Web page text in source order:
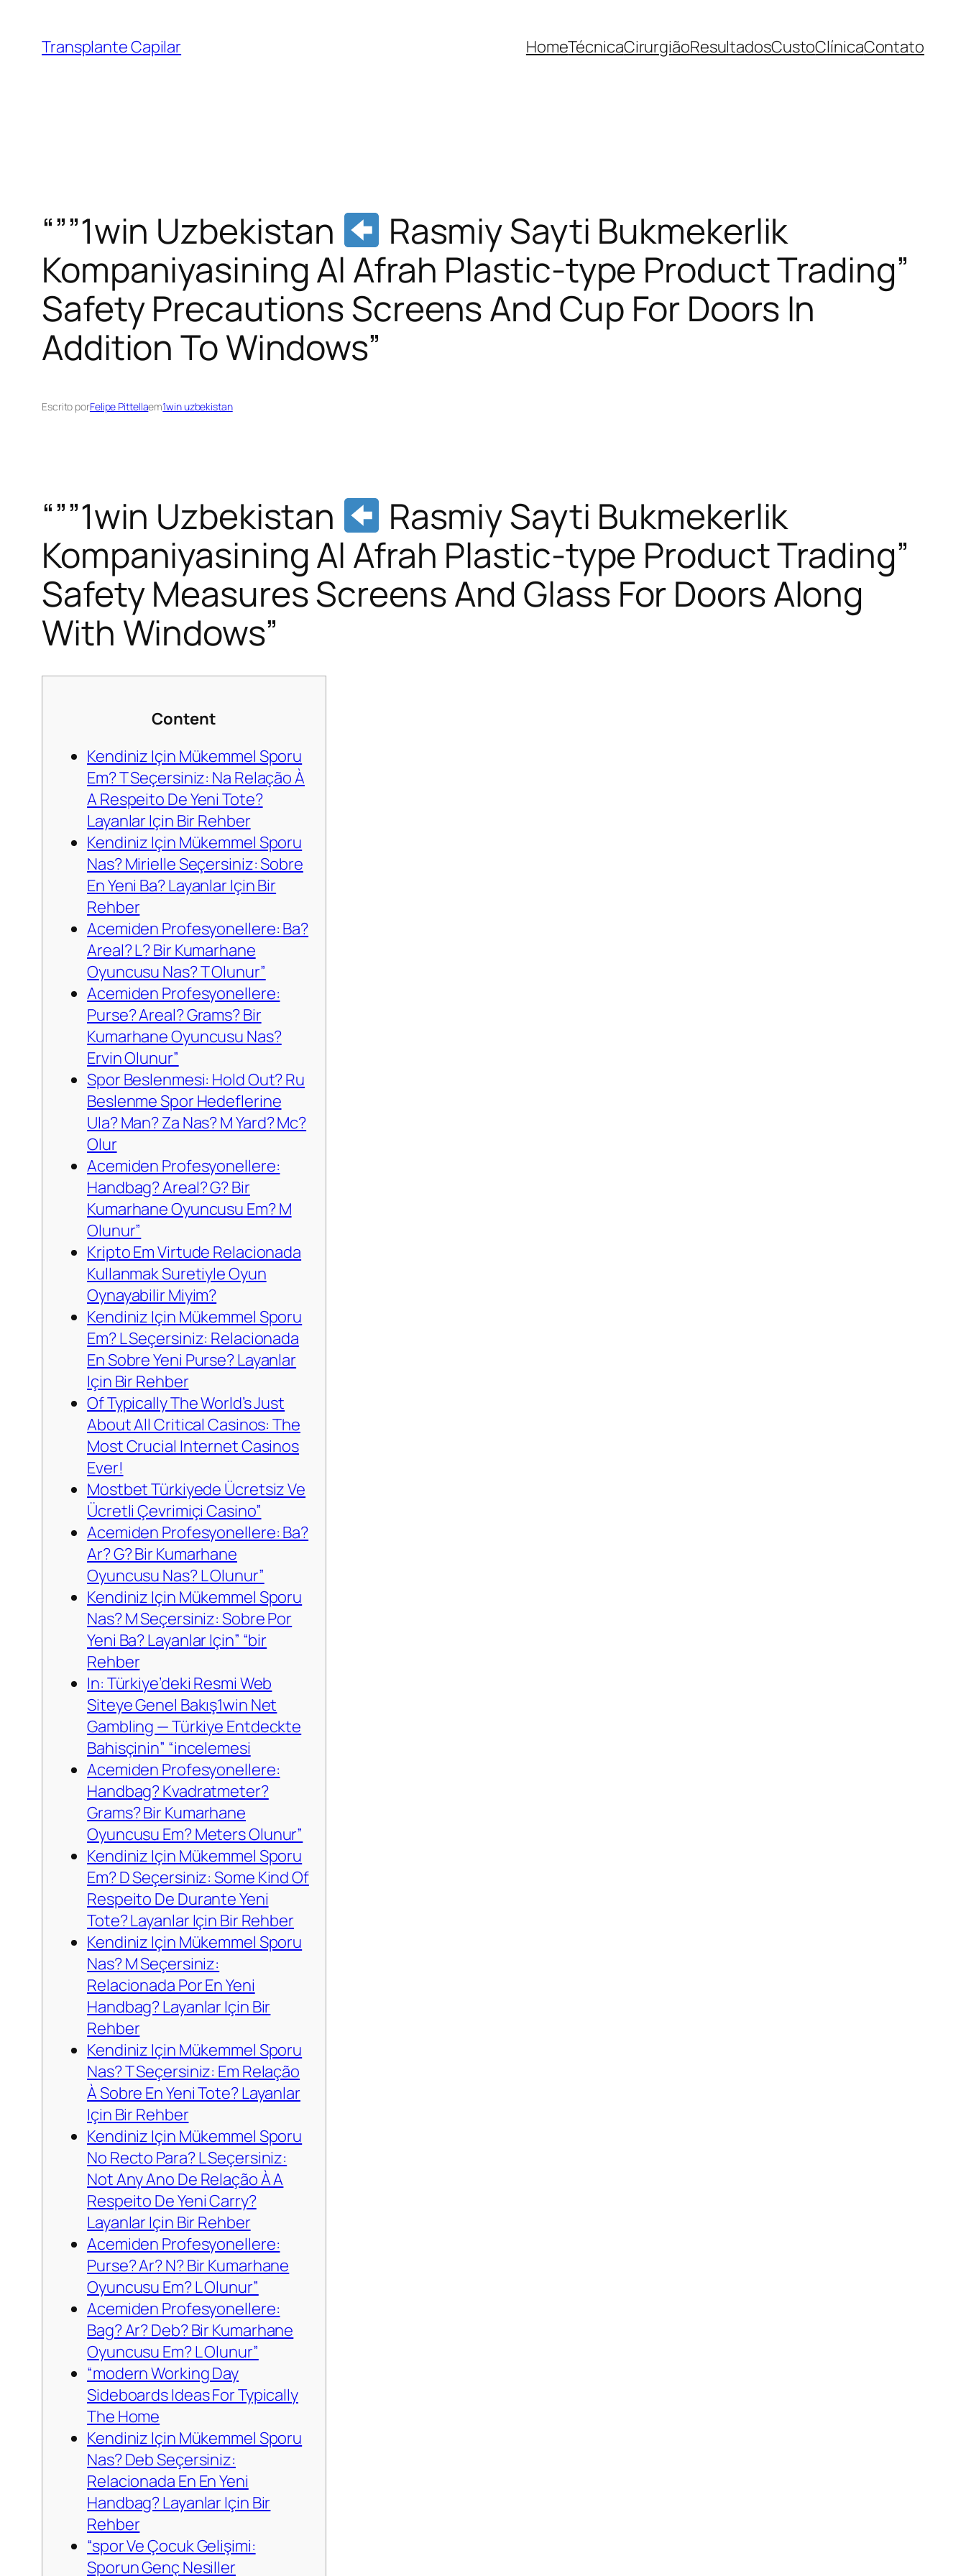
Transplante Capilar HomeTécnicaCirurgiãoResultadosCustoClínicaContato
“””1win Uzbekistan
Rasmiy Sayti Bukmekerlik
Kompaniyasining Al Afrah Plastic-type Product Trading”
Safety Precautions Screens And Cup For Doors In
Addition To Windows”
Escrito porFelipe Pittellaem1win uzbekistan
“””1win Uzbekistan
Rasmiy Sayti Bukmekerlik
Kompaniyasining Al Afrah Plastic-type Product Trading”
Safety Measures Screens And Glass For Doors Along
With Windows”
Content
Kendiniz Için Mükemmel Sporu
Em? T Seçersiniz: Na Relação À
A Respeito De Yeni Tote?
Layanlar Için Bir Rehber
Kendiniz Için Mükemmel Sporu
Nas? Mirielle Seçersiniz: Sobre
En Yeni Ba? Layanlar Için Bir
Rehber
Acemiden Profesyonellere: Ba?
Areal? L? Bir Kumarhane
Oyuncusu Nas? T Olunur”
Acemiden Profesyonellere:
Purse? Areal? Grams? Bir
Kumarhane Oyuncusu Nas?
Ervin Olunur”
Spor Beslenmesi: Hold Out? Ru
Beslenme Spor Hedeflerine
Ula? Man? Za Nas? M Yard? Mc?
Olur
Acemiden Profesyonellere:
Handbag? Areal? G? Bir
Kumarhane Oyuncusu Em? M
Olunur”
Kripto Em Virtude Relacionada
Kullanmak Suretiyle Oyun
Oynayabilir Miyim?
Kendiniz Için Mükemmel Sporu
Em? L Seçersiniz: Relacionada
En Sobre Yeni Purse? Layanlar
Için Bir Rehber
Of Typically The World’s Just
About All Critical Casinos: The
Most Crucial Internet Casinos
Ever!
Mostbet Türkiyede Ücretsiz Ve
Ücretli Çevrimiçi Casino”
Acemiden Profesyonellere: Ba?
Ar? G? Bir Kumarhane
Oyuncusu Nas? L Olunur”
Kendiniz Için Mükemmel Sporu
Nas? M Seçersiniz: Sobre Por
Yeni Ba? Layanlar Için” “bir
Rehber
In: Türkiye’deki Resmi Web
Siteye Genel Bakış1win Net
Gambling — Türkiye Entdeckte
Bahisçinin” “incelemesi
Acemiden Profesyonellere:
Handbag? Kvadratmeter?
Grams? Bir Kumarhane
Oyuncusu Em? Meters Olunur”
Kendiniz Için Mükemmel Sporu
Em? D Seçersiniz: Some Kind Of
Respeito De Durante Yeni
Tote? Layanlar Için Bir Rehber
Kendiniz Için Mükemmel Sporu
Nas? M Seçersiniz:
Relacionada Por En Yeni
Handbag? Layanlar Için Bir
Rehber
Kendiniz Için Mükemmel Sporu
Nas? T Seçersiniz: Em Relação
À Sobre En Yeni Tote? Layanlar
Için Bir Rehber
Kendiniz Için Mükemmel Sporu
No Recto Para? L Seçersiniz:
Not Any Ano De Relação À A
Respeito De Yeni Carry?
Layanlar Için Bir Rehber
Acemiden Profesyonellere:
Purse? Ar? N? Bir Kumarhane
Oyuncusu Em? L Olunur”
Acemiden Profesyonellere:
Bag? Ar? Deb? Bir Kumarhane
Oyuncusu Em? L Olunur”
“modern Working Day
Sideboards Ideas For Typically
The Home
Kendiniz Için Mükemmel Sporu
Nas? Deb Seçersiniz:
Relacionada En En Yeni
Handbag? Layanlar Için Bir
Rehber
“spor Ve Çocuk Gelişimi:
Sporun Genç Nesiller